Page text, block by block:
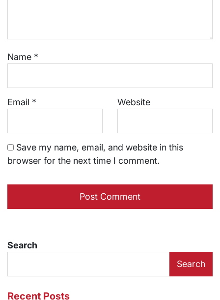
Name *
Email * Website
Save my name, email, and website in this
browser for the next time I comment.
Search
Search
Recent Posts